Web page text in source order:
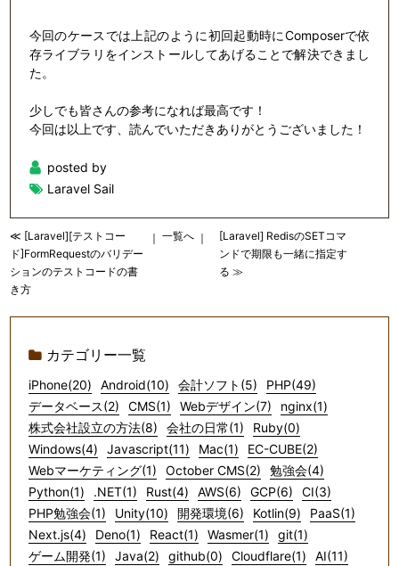
今回のケースでは上記のように初回起動時にComposerで依
存ライブラリをインストールしてあげることで解決できまし
た。
少しでも皆さんの参考になれば最高です！
今回は以上です、読んでいただきありがとうございました！
posted by
Laravel Sail
≪ [Laravel][テストコー
ド]FormRequestのバリデー
ションのテストコードの書
き方
｜一覧へ ｜
[Laravel] RedisのSETコマ
ンドで期限も一緒に指定す
る ≫
カテゴリー一覧
iPhone(20) Android(10) 会計ソフト(5)
PHP(49)
データベース(2)
CMS(1) Webデザイン(7)
nginx(1)
株式会社設立の方法(8)
会社の日常(1)
Ruby(0)
Windows(4)
Javascript(11) Mac(1)
EC-CUBE(2)
Webマーケティング(1)
October CMS(2)
勉強会(4)
Python(1)
.NET(1) Rust(4) AWS(6) GCP(6)
CI(3)
PHP勉強会(1)
Unity(10) 開発環境(6) Kotlin(9)
PaaS(1)
Next.js(4)
Deno(1) React(1) Wasmer(1)
git(1)
ゲーム開発(1)
Java(2) github(0) Cloudflare(1) AI(11)